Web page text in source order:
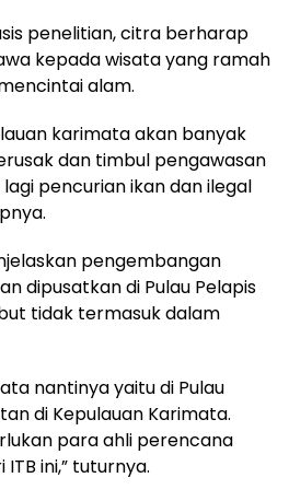
penelitian, citra berharap
kepada wisata yang ramah
alam.
karimata akan banyak
dan timbul pengawasan
pencurian ikan dan ilegal
pengembangan
dipusatkan di Pulau Pelapis
tidak termasuk dalam
nantinya yaitu di Pulau
di Kepulauan Karimata.
para ahli perencana
ini,” tuturnya.